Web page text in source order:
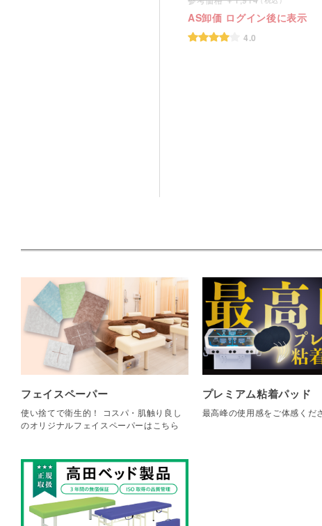
AS卸価 ログイン後に表示
4.0
フェイスペーパー
使い捨てで衛生的！ コスパ・肌触り良し
のオリジナルフェイスペーパーはこちら
プレミアム粘着パッド
最高峰の使用感をご体感くだ